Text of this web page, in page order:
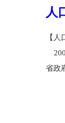
人
【人
省政